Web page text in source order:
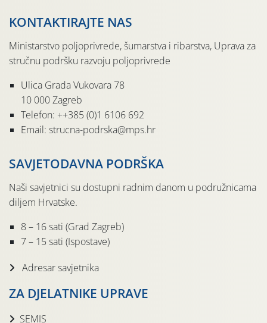
KONTAKTIRAJTE NAS
Ministarstvo poljoprivrede, šumarstva i ribarstva, Uprava za
stručnu podršku razvoju poljoprivrede
Ulica Grada Vukovara 78
10 000 Zagreb
Telefon: ++385 (0)1 6106 692
Email: strucna-podrska@mps.hr
SAVJETODAVNA PODRŠKA
Naši savjetnici su dostupni radnim danom u podružnicama
diljem Hrvatske.
8 – 16 sati (Grad Zagreb)
7 – 15 sati (Ispostave)
Adresar savjetnika
ZA DJELATNIKE UPRAVE
SEMIS